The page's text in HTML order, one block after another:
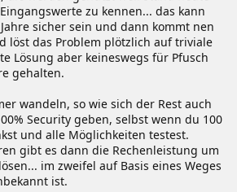
zu kennen... das kann
sicher sein und dann kommt nen
löst das Problem plötzlich auf triviale
Lösung aber keineswegs für Pfusch
gehalten.
wandeln, so wie sich der Rest auch
Security geben, selbst wenn du 100
und alle Möglichkeiten testest.
gibt es dann die Rechenleistung um
im zweifel auf Basis eines Weges
ist.